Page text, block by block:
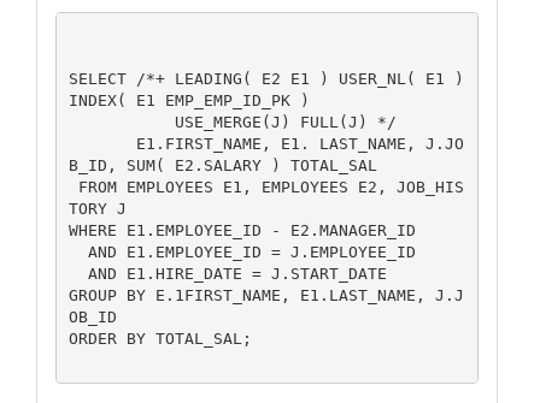
SELECT /*+ LEADING( E2 E1 ) USER_NL( E1 )
INDEX( E1 EMP_EMP_ID_PK )
B_ID, SUM( E2.SALARY ) TOTAL_SAL
TORY J
WHERE E1.EMPLOYEE_ID - E2.MANAGER_ID
GROUP BY E.1FIRST_NAME, E1.LAST_NAME, J.J
OB_ID
ORDER BY TOTAL_SAL;